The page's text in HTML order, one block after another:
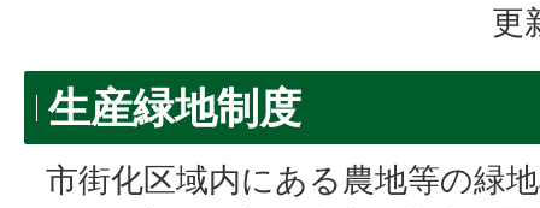
更
生産緑地制度
市街化区域内にある農地等の緑